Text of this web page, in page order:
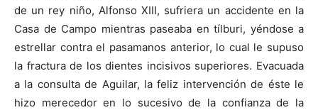
de un rey niño, Alfonso XIII, sufriera un accidente en la
Casa de Campo mientras paseaba en tílburi, yéndose a
estrellar contra el pasamanos anterior, lo cual le supuso
la fractura de los dientes incisivos superiores. Evacuada
a la consulta de Aguilar, la feliz intervención de éste le
hizo merecedor en lo sucesivo de la confianza de la